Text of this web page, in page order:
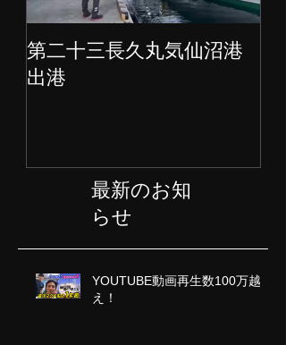
第二十三長久丸気仙沼港
出港
最新のお知
らせ
YOUTUBE動画再生数100万越
え！